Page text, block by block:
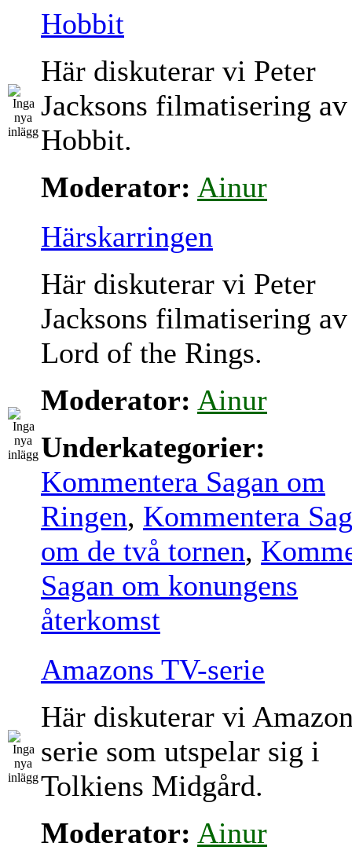
Hobbit
Här diskuterar vi Peter
Jacksons filmatisering
Hobbit.
Moderator: Ainur
Härskarringen
Här diskuterar vi Peter
Jacksons filmatisering
Lord of the Rings.
Moderator: Ainur
Underkategorier:
Kommentera Sagan om
Ringen, Kommentera
om de två tornen,
Sagan om konungens
återkomst
Amazons TV-serie
Här diskuterar vi
serie som utspelar sig i
Tolkiens Midgård.
Moderator: Ainur